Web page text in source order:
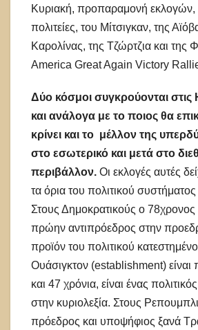
Κυριακή, προπαραμονή εκλογών,
πολιτείες, του Μίτσιγκαν, της
Καρολίνας, της Τζώρτζια και της
America Great Again Victory
Δύο κόσμοι συγκρούονται
και ανάλογα με το ποιος θα
κρίνει και το μέλλον της
στο εσωτερικό και μετά στο
περιβάλλον. Οι εκλογές αυτές
τα όρια του πολιτικού
Στους Δημοκρατικούς ο 78χρονος
πρώην αντιπρόεδρος στην
προϊόν του πολιτικού
Ουάσιγκτον (establishment) είναι
και 47 χρόνια, είναι ένας
στην κυριολεξία. Στους
πρόεδρος και υποψήφιος ξανά